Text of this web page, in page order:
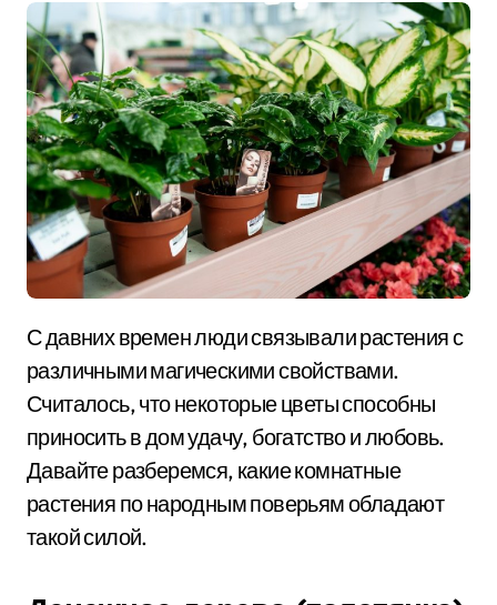
С давних времен люди связывали растения с
различными магическими свойствами.
Считалось, что некоторые цветы способны
приносить в дом удачу, богатство и любовь.
Давайте разберемся, какие комнатные
растения по народным поверьям обладают
такой силой.